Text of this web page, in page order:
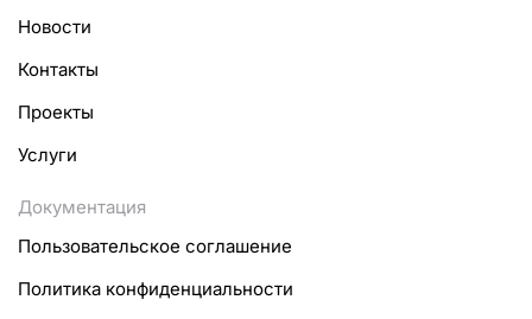
Новости
Контакты
Проекты
Услуги
Документация
Пользовательское соглашение
Политика конфиденциальности